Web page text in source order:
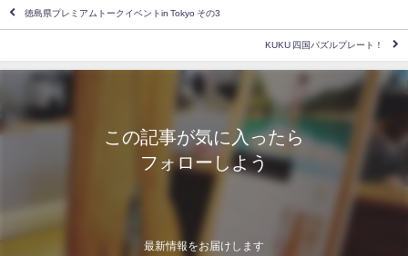
徳島県プレミアムトークイベントin Tokyo その3
KUKU 四国パズルプレート！
この記事が気に入ったら
フォローしよう
最新情報をお届けします